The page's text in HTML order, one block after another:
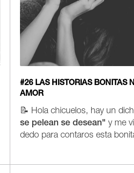
#26 LAS HISTORIAS BONITAS
AMOR
📝 Hola chicuelos, hay un
se pelean se desean" y me
dedo para contaros esta